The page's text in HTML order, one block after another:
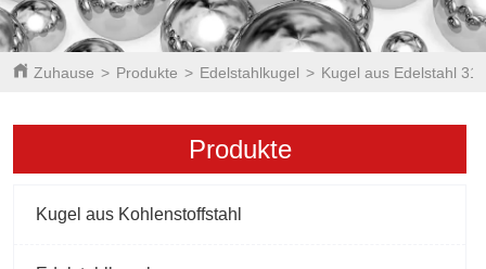
Zuhause > Produkte > Edelstahlkugel > Kugel aus Edelstahl
Produkte
Kugel aus Kohlenstoffstahl